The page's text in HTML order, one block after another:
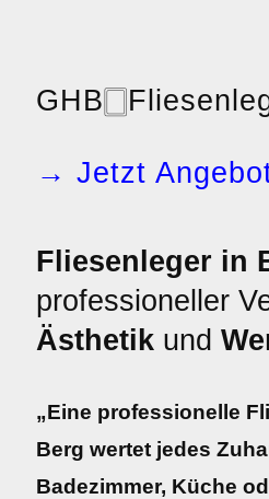
GHB🀆
→ Jetzt
Fliesenleger in
professioneller
Ästhetik und
„Eine professionelle
Berg wertet jedes
Badezimmer, Küche